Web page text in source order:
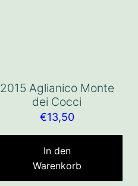
2015 Aglianico Monte
dei Cocci
€13,50
In den
Warenkorb